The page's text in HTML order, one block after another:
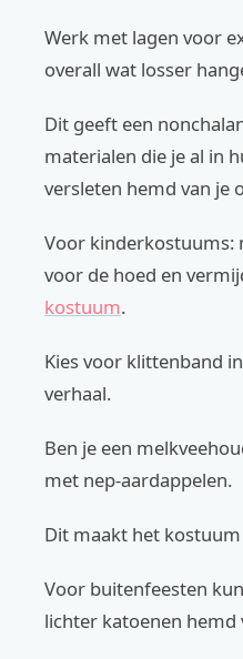
Werk met lagen voor
overall wat losser
Dit geeft een
materialen die je al in
versleten hemd van je
Voor kinderkostuums:
voor de hoed en
kostuum.
Kies voor klittenband
verhaal.
Ben je een
met nep-aardappelen.
Dit maakt het
Voor buitenfeesten
lichter katoenen hemd